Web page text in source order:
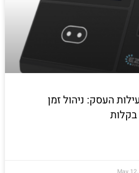
העסק: ניהול זמן
בקלות